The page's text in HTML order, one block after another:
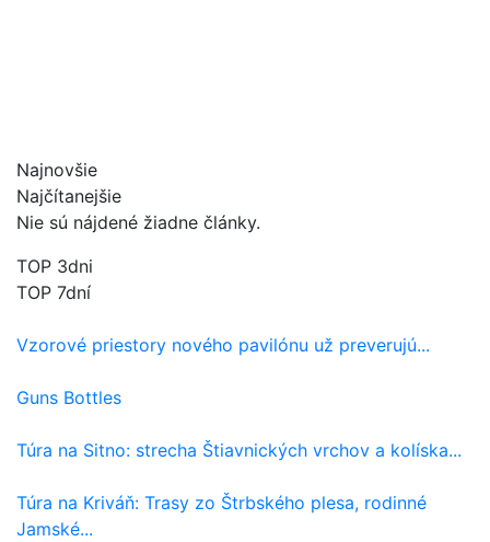
Najnovšie
Najčítanejšie
Nie sú nájdené žiadne články.
TOP 3dni
TOP 7dní
Vzorové priestory nového pavilónu už preverujú...
Guns Bottles
Túra na Sitno: strecha Štiavnických vrchov a kolíska...
Túra na Kriváň: Trasy zo Štrbského plesa, rodinné
Jamské...